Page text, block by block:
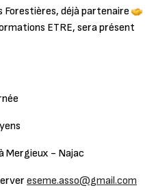
Forestières, déjà partenaire
ETRE, sera présent
Mergieux - Najac
eseme.asso@gmail.com